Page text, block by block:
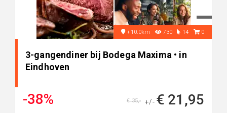
+10.0km 730 14 0
3-gangendiner bij Bodega Maxima • in
Eindhoven
-38% +/- € 21,95
€ 35,-